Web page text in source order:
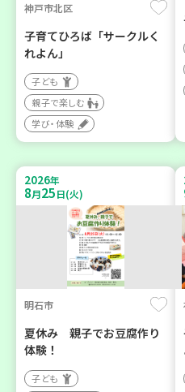
神戸市北区
子育てひろば「サークルく
れよん」
子ども
親子で楽しむ
学び・体験
2026年
8月25日(火)
明石市
夏休み 親子でお豆腐作り
体験！
子ども